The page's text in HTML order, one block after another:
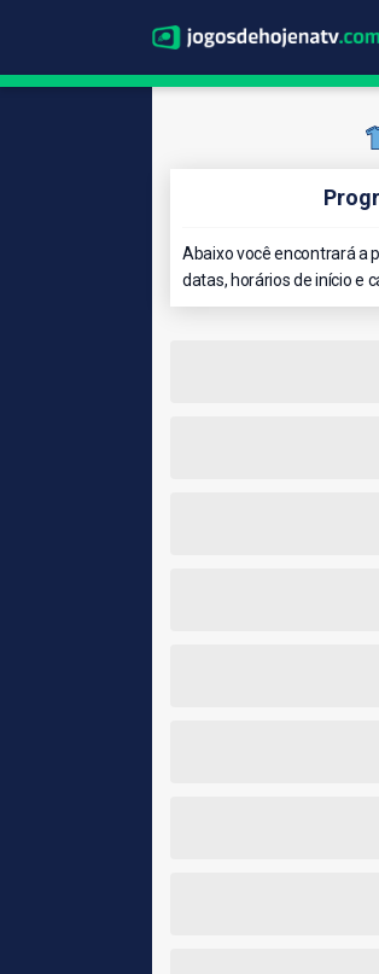
Abaixo você encontrará a
datas, horários de início e